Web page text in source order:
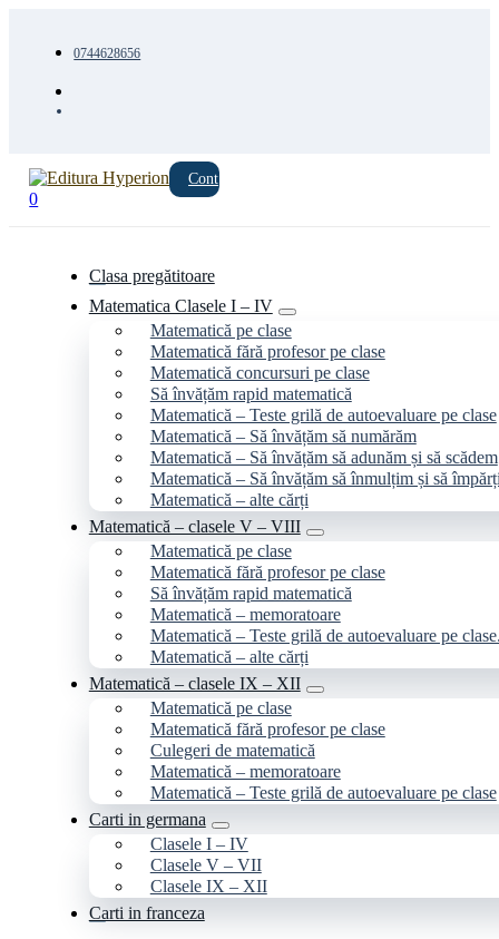
0744628656
Cont
0
Clasa pregătitoare
Matematica Clasele I – IV
Matematică pe clase
Matematică fără profesor pe clase
Matematică concursuri pe clase
Să învățăm rapid matematică
Matematică – Teste grilă de autoevaluare pe clase
Matematică – Să învățăm să numărăm
Matematică – Să învățăm să adunăm și să scădem
Matematică – Să învățăm să înmulțim și să
Matematică – alte cărți
Matematică – clasele V – VIII
Matematică pe clase
Matematică fără profesor pe clase
Să învățăm rapid matematică
Matematică – memoratoare
Matematică – Teste grilă de autoevaluare pe
Matematică – alte cărți
Matematică – clasele IX – XII
Matematică pe clase
Matematică fără profesor pe clase
Culegeri de matematică
Matematică – memoratoare
Matematică – Teste grilă de autoevaluare pe clase
Carti in germana
Clasele I – IV
Clasele V – VII
Clasele IX – XII
Carti in franceza